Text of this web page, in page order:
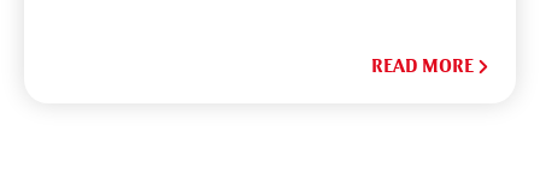
READ MORE